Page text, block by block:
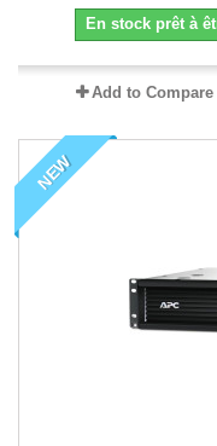
En stock prêt à
Add to Compare
NEW